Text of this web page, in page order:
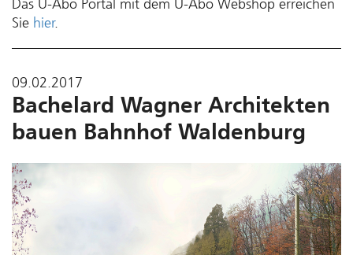
Das U-Abo Portal mit dem U-Abo Webshop erreichen
Sie hier.
09.02.2017
Bachelard Wagner Architekten
bauen Bahnhof Waldenburg